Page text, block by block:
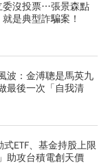
委沒投票…張景森點
是典型詐騙案！
波：金溥聰是馬英九
最後一次「自我清
ETF、基金持股上限
助攻台積電創天價